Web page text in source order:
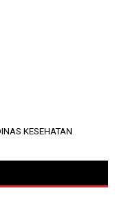
KESEHATAN